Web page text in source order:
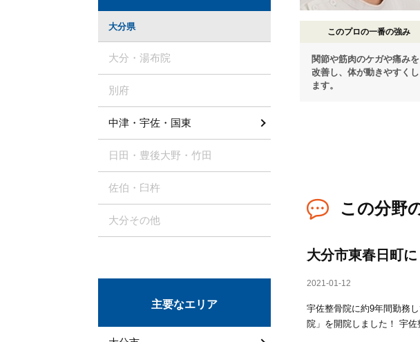
このプロの一番の強み
関節や筋肉のケガや痛みを
改善し、体が動きやすくし
ます。
この分野
大分市東春日町
2021-01-12
宇佐整骨院に約9年間勤務
院」を開院しました！ 宇
大分県
大分・湯布院
別府
中津・宇佐・国東
日田・豊後大野・竹田
佐伯・臼杵
大分その他
主要なエリア